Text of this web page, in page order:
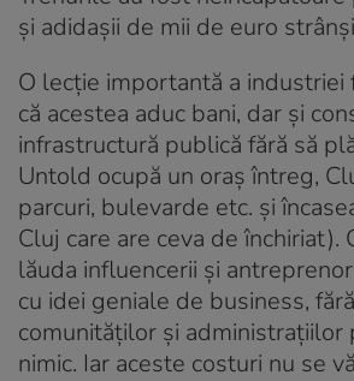
și adidașii de mii de euro
O lecție importantă a
că acestea aduc bani, dar și
infrastructură publică fără să
Untold ocupă un oraș întreg,
parcuri, bulevarde etc. și
Cluj care are ceva de închiriat).
lăuda influencerii și
cu idei geniale de business,
comunităților și administrațiilor
nimic. Iar aceste costuri nu se